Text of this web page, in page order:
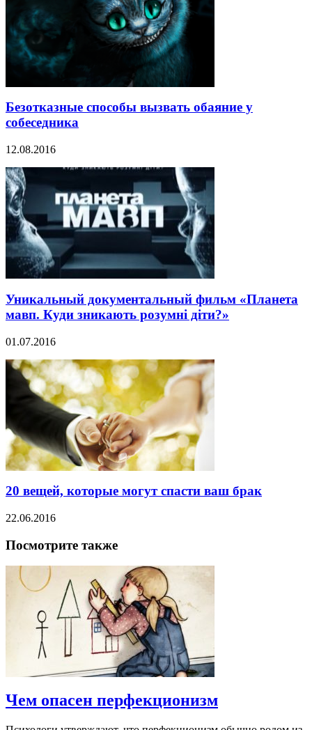
Безотказные способы вызвать обаяние у
собеседника
12.08.2016
Уникальный документальный фильм «Планета
мавп. Куди зникають розумні діти?»
01.07.2016
20 вещей, которые могут спасти ваш брак
22.06.2016
Посмотрите также
Чем опасен перфекционизм